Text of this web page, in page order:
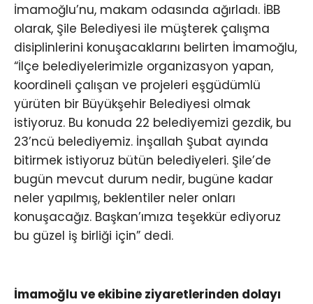
İmamoğlu’nu, makam odasında ağırladı. İBB
olarak, Şile Belediyesi ile müşterek çalışma
disiplinlerini konuşacaklarını belirten İmamoğlu,
“İlçe belediyelerimizle organizasyon yapan,
koordineli çalışan ve projeleri eşgüdümlü
yürüten bir Büyükşehir Belediyesi olmak
istiyoruz. Bu konuda 22 belediyemizi gezdik, bu
23’ncü belediyemiz. İnşallah Şubat ayında
bitirmek istiyoruz bütün belediyeleri. Şile’de
bugün mevcut durum nedir, bugüne kadar
neler yapılmış, beklentiler neler onları
konuşacağız. Başkan’ımıza teşekkür ediyoruz
bu güzel iş birliği için” dedi.
İmamoğlu ve ekibine ziyaretlerinden dolayı